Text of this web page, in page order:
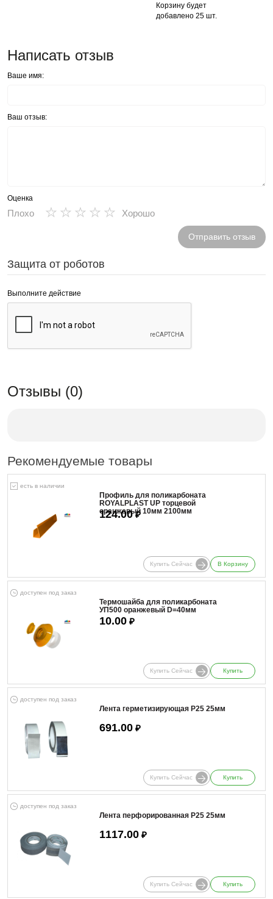
Корзину будет
добавлено 25 шт.
Написать отзыв
Ваше имя:
Ваш отзыв:
Оценка
Плохо ★
★
★
★
★ Хорошо
Отправить отзыв
Защита от роботов
Выполните действие
Отзывы (0)
Рекомендуемые товары
есть в наличии
Профиль для поликарбоната
ROYALPLAST UP торцевой
оранжевый 10мм 2100мм
124.00₽
Купить Сейчас В Корзину
доступен под заказ
Термошайба для поликарбоната
УП500 оранжевый D=40мм
10.00 ₽
Купить Сейчас Купить
доступен под заказ
Лента герметизирующая Р25 25мм
691.00 ₽
Купить Сейчас Купить
доступен под заказ
Лента перфорированная Р25 25мм
1117.00 ₽
Купить Сейчас Купить